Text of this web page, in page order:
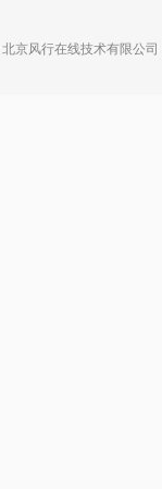
北京风行在线技术有限公司